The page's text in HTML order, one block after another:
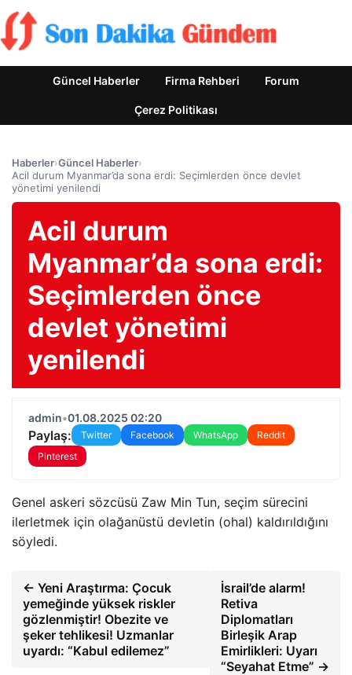
Güncel Haberler Firma Rehberi Forum
Çerez Politikası
Haberler›Güncel Haberler›
Acil durum Myanmar’da sona erdi: Seçimlerden önce devlet
yönetimi yenilendi
Acil durum
Myanmar’da sona erdi:
Seçimlerden önce
devlet yönetimi
yenilendi
admin•01.08.2025 02:20
Paylaş: Twitter Facebook WhatsApp
Reddit
Pinterest
Genel askeri sözcüsü Zaw Min Tun, seçim sürecini
ilerletmek için olağanüstü devletin (ohal) kaldırıldığını
söyledi.
← Yeni Araştırma: Çocuk
yemeğinde yüksek riskler
gözlenmiştir! Obezite ve
şeker tehlikesi! Uzmanlar
uyardı: “Kabul edilemez”
İsrail’de alarm!
Retiva
Diplomatları
Birleşik Arap
Emirlikleri: Uyarı
“Seyahat Etme” →